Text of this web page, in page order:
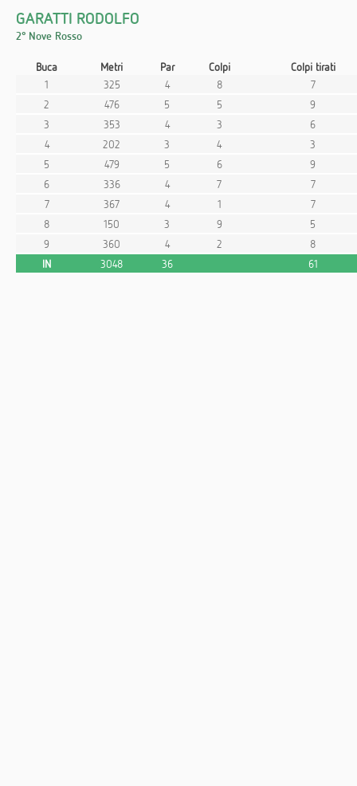
GARATTI RODOLFO
2° Nove Rosso
Buca Metri Par Colpi
Colpi tirati
1
325 4 8
7
2
476 5 5
9
3
353 4 3
6
4
202 3 4
3
5
479 5 6
9
6
336 4 7
7
7
367 4 1
7
8
150 3 9
5
9
360 4 2
8
IN
3048 36 61